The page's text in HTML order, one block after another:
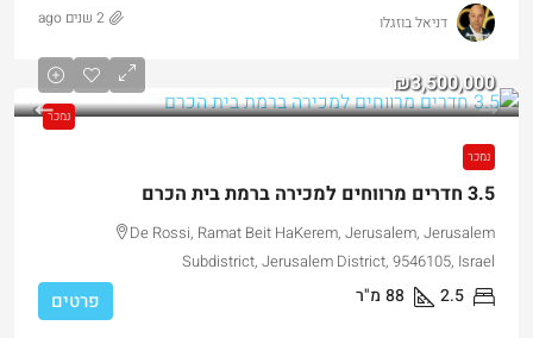
דניאל בוזגלו 2 שנים ago
נמכר
₪3,500,000
נמכר
3.5 חדרים מרווחים למכירה ברמת בית הכרם
De Rossi, Ramat Beit HaKerem, Jerusalem, Jerusalem
Subdistrict, Jerusalem District, 9546105, Israel
2.5
88 מ"ר פרטים